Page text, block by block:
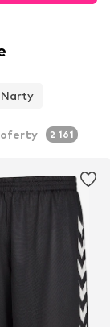
Narty
oferty 2 161